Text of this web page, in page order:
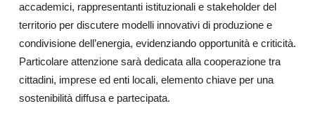
accademici, rappresentanti istituzionali e stakeholder del
territorio per discutere modelli innovativi di produzione e
condivisione dell’energia, evidenziando opportunità e criticità.
Particolare attenzione sarà dedicata alla cooperazione tra
cittadini, imprese ed enti locali, elemento chiave per una
sostenibilità diffusa e partecipata.